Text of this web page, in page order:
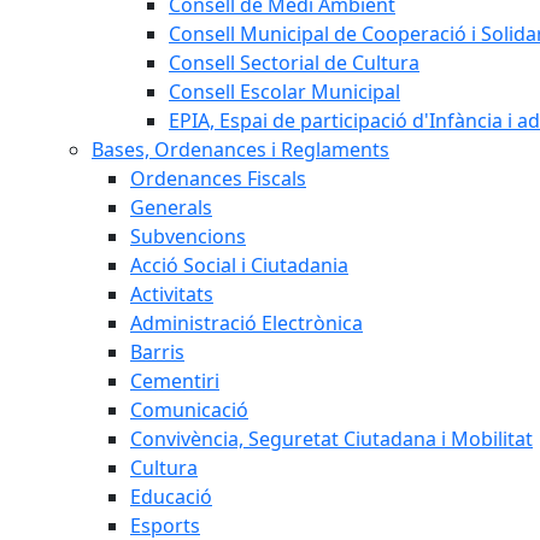
Consell Municipal de Cooperació i
Consell Sectorial de Cultura
Consell Escolar Municipal
EPIA, Espai de participació d'Infància i
Bases, Ordenances i Reglaments
Ordenances Fiscals
Generals
Subvencions
Acció Social i Ciutadania
Activitats
Administració Electrònica
Barris
Cementiri
Comunicació
Convivència, Seguretat Ciutadana i Mobilitat
Cultura
Educació
Esports